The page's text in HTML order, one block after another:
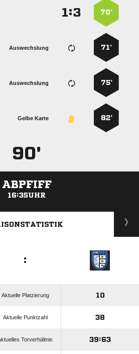
70’
:
71’
Auswechslung
75’
Auswechslung
82’
Gelbe Karte
90'
ABPFIFF
16:35UHR
ANZEIGE
:
Aktuelle Platzierung 10
Aktuelle Punktzahl 38
Torverhältnis 39:63